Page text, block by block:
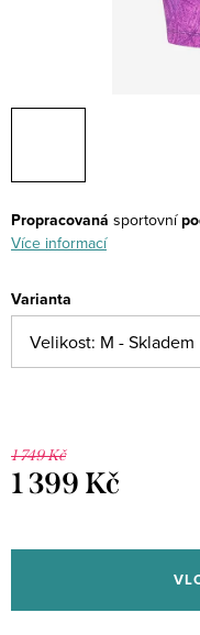
Propracovaná sportovní
Více informací
Varianta
1 749 Kč
1 399 Kč